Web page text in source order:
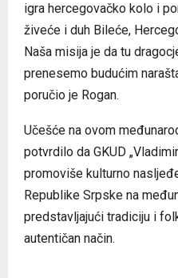
igra hercegovačko kolo i
živeće i duh Bileće,
Naša misija je da tu
prenesemo budućim
poručio je Rogan.
Učešće na ovom
potvrdilo da GKUD
promoviše kulturno
Republike Srpske na
predstavljajući tradiciju i
autentičan način.